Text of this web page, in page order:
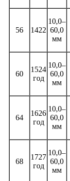
56 1422
10,0–
60,0
мм
60
1524
год
10,0–
60,0
мм
64
1626
год
10,0–
60,0
мм
68
1727
год
10,0–
60,0
мм